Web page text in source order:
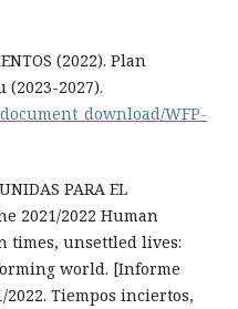
(2022). Plan
2027).
WFP-
PARA EL
2021/2022 Human
times, unsettled lives:
world. [Informe
Tiempos inciertos,